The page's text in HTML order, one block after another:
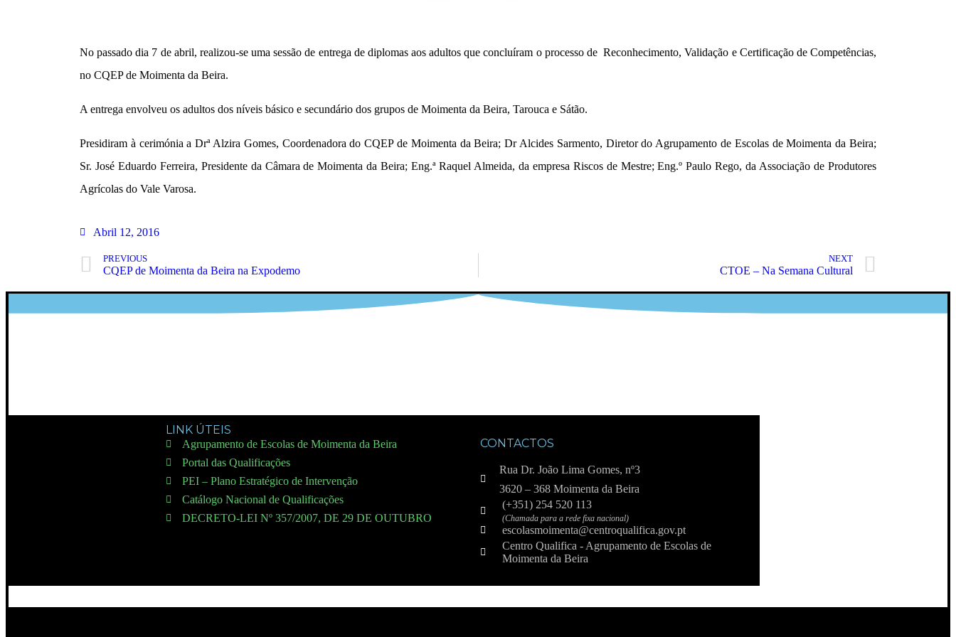
No passado dia 7 de abril, realizou-se uma sessão de entrega de diplomas aos adultos que concluíram o processo de Reconhecimento, Validação e Certificação de Competências,
no CQEP de Moimenta da Beira.
A entrega envolveu os adultos dos níveis básico e secundário dos grupos de Moimenta da Beira, Tarouca e Sátão.
Presidiram à cerimónia a Drª Alzira Gomes, Coordenadora do CQEP de Moimenta da Beira; Dr Alcides Sarmento, Diretor do Agrupamento de Escolas de Moimenta da Beira;
Sr. José Eduardo Ferreira, Presidente da Câmara de Moimenta da Beira; Eng.ª Raquel Almeida, da empresa Riscos de Mestre; Eng.º Paulo Rego, da Associação de Produtores
Agrícolas do Vale Varosa.
Abril 12, 2016
PREVIOUS
CQEP de Moimenta da Beira na Expodemo
NEXT
CTOE – Na Semana Cultural
LINK ÚTEIS
Agrupamento de Escolas de Moimenta da Beira
Portal das Qualificações
PEI – Plano Estratégico de Intervenção
Catálogo Nacional de Qualificações
DECRETO-LEI Nº 357/2007, DE 29 DE OUTUBRO
CONTACTOS
Rua Dr. João Lima Gomes, nº3
3620 – 368 Moimenta da Beira
(+351) 254 520 113
(Chamada para a rede fixa nacional)
escolasmoimenta@centroqualifica.gov.pt
Centro Qualifica - Agrupamento de Escolas de
Moimenta da Beira